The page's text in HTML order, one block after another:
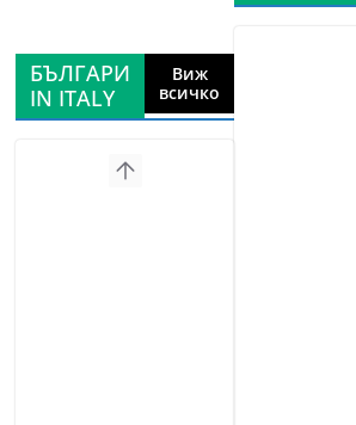
БЪЛГАРИ
IN ITALY
Виж
всичко